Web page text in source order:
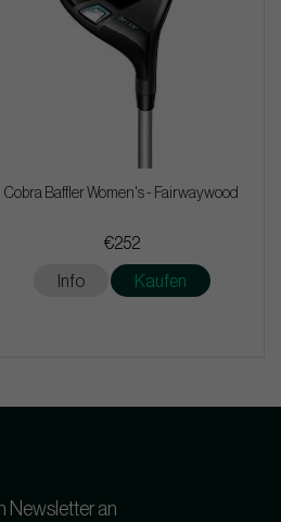
Cobra Baffler Women's - Fairwaywood
€252
Info Kaufen
Newsletter an